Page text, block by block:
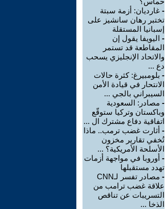
- غارديان: أزمة سبتة
تختبر رهان سانشيز على
إسبانيا المستقلة
- اليويفا يقول إن
المقاطعة قد تستمر
والاتحاد الإنجليزي يسحب
دع ...
- بلومبيرغ: كثرة حالات
الانتحار في قيادة الأمن
السيبراني بالجي ...
- مصادر: السعودية
وباكستان وتركيا ستوقّع
اتفاقية دفاع مشترك ال ...
- أثارت غضب ترمب.. ماذا
تُخفي تقارير مخزون
الأسلحة الأمريكية؟ ...
- أوروبا في مواجهة أزمات
تهدد مستقبلها
-
مصادر تفسر لـCNN
علاقة غضب ترامب من
التسريبات عن تناقص
الذخا ...